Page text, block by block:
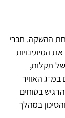
ההשקה. חברי
המיומנויות
של תקלות,
האוויר
בטוחים
במהלך